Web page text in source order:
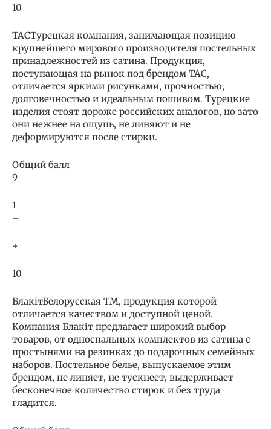
10
ТАСТурецкая компания, занимающая позицию
крупнейшего мирового производителя постельных
принадлежностей из сатина. Продукция,
поступающая на рынок под брендом ТАС,
отличается яркими рисунками, прочностью,
долговечностью и идеальным пошивом. Турецкие
изделия стоят дороже российских аналогов, но зато
они нежнее на ощупь, не линяют и не
деформируются после стирки.
Общий балл
9
1
–
+
10
БлакiтБелорусская ТМ, продукция которой
отличается качеством и доступной ценой.
Компания Блакiт предлагает широкий выбор
товаров, от односпальных комплектов из сатина с
простынями на резинках до подарочных семейных
наборов. Постельное белье, выпускаемое этим
брендом, не линяет, не тускнеет, выдерживает
бесконечное количество стирок и без труда
гладится.